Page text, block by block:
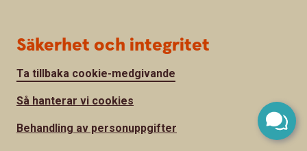
Säkerhet och integritet
Ta tillbaka cookie-medgivande
Så hanterar vi cookies
Behandling av personuppgifter